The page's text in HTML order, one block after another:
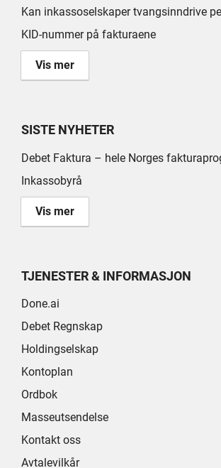
Kan inkassoselskaper tvangsinndrive
KID-nummer på fakturaene
Vis mer
SISTE NYHETER
Debet Faktura – hele Norges
Inkassobyrå
Vis mer
TJENESTER & INFORMASJON
Done.ai
Debet Regnskap
Holdingselskap
Kontoplan
Ordbok
Masseutsendelse
Kontakt oss
Avtalevilkår